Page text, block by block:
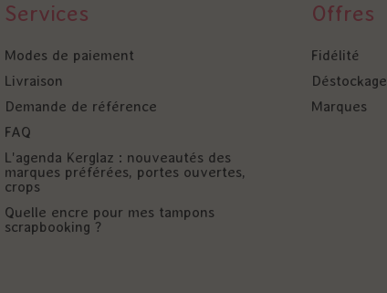
Services
Modes de paiement
Livraison
Demande de référence
FAQ
L'agenda Kerglaz : nouveautés des
marques préférées, portes ouvertes,
crops
Quelle encre pour mes tampons
scrapbooking ?
Offres
Fidélité
Déstockage
Marques